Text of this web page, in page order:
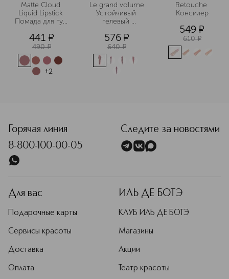
Matte Cloud
Liquid Lipstick
Помада для губ
441 ¤
490 ¤
+2
Le grand volume
Устойчивый
гелевый
губ
576 ¤
640 ¤
Retouche
Консилер
549 ¤
610 ¤
Горячая линия
8-800-100-00-05
Следите за новостями
Для вас
Подарочные карты
Сервисы красоты
Доставка
Оплата
ИЛЬ ДЕ БОТЭ
КЛУБ ИЛЬ ДЕ БОТЭ
Магазины
Акции
Театр красоты